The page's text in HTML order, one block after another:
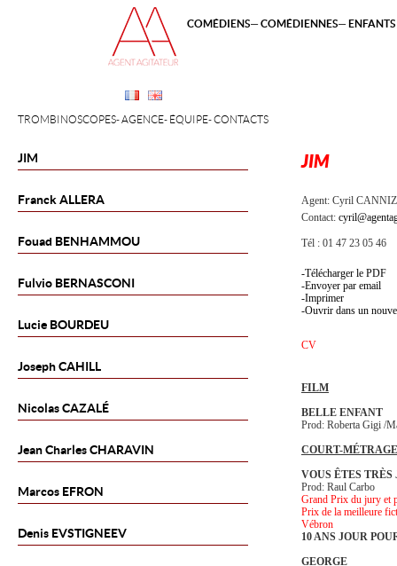
JIM
FranckALLERA
Fouad BENHAMMOU
Fulvio BERNASCONI
Lucie BOURDEU
JosephCAHILL
NicolasCAZALÉ
Jean CharlesCHARAVIN
Marcos EFRON
Denis EVSTIGNEEV
TROMBINOSCOPES AGENCE ÉQUIPE CONTACTS
COMÉDIENS COMÉDIENNES
JIM
Agent: Cyril
Contact:
Tél : 01 47 23 05 46
Télécharger le PDF
Envoyer par email
Imprimer
Ouvrir dans un
CV
FILM
BELLE ENFANT
Prod: Roberta Gigi /
COURT-MÉTRAGE
VOUS ÊTES
Prod: Raul Carbo
Grand Prix du jury et
Prix de la meilleure
Vébron
10 ANS JOUR
GEORGE